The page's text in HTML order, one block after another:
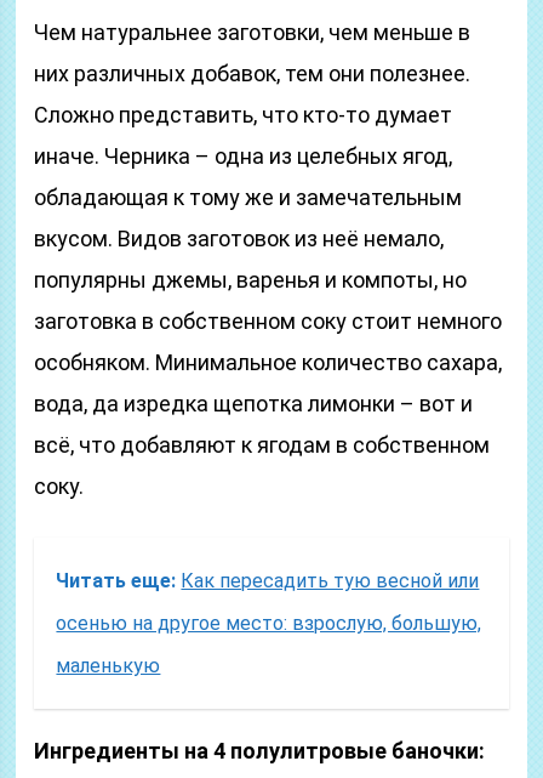
Чем натуральнее заготовки, чем меньше в
них различных добавок, тем они полезнее.
Сложно представить, что кто-то думает
иначе. Черника – одна из целебных ягод,
обладающая к тому же и замечательным
вкусом. Видов заготовок из неё немало,
популярны джемы, варенья и компоты, но
заготовка в собственном соку стоит немного
особняком. Минимальное количество сахара,
вода, да изредка щепотка лимонки – вот и
всё, что добавляют к ягодам в собственном
соку.
Читать еще: Как пересадить тую весной или
осенью на другое место: взрослую, большую,
маленькую
Ингредиенты на 4 полулитровые баночки: